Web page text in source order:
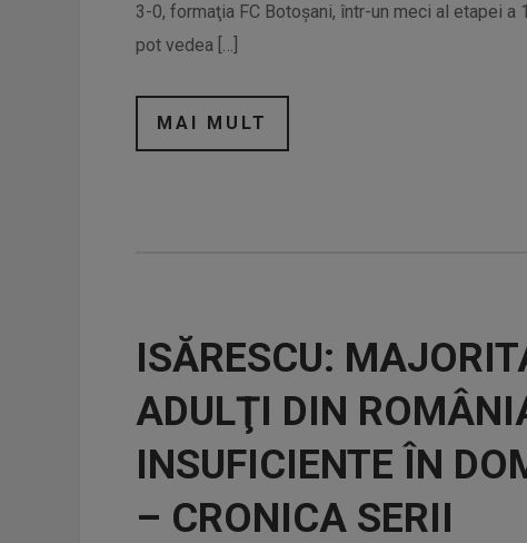
3-0, formaţia FC Botoşani, într-un meci al etapei
pot vedea […]
MAI MULT
ISĂRESCU:
ADULŢI DIN
INSUFICIENTE ÎN
– CRONICA SERII